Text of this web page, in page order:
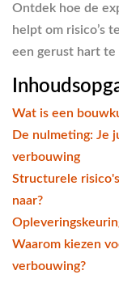
Ontdek hoe de
helpt om risico’s
een gerust hart te
Wat is een
De nulmeting: Je
verbouwing
Structurele
naar?
Waarom kiezen
verbouwing?